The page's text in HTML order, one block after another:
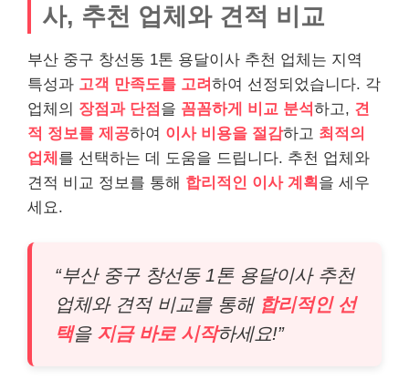
사, 추천 업체와 견적 비교
부산 중구 창선동 1톤 용달이사 추천 업체는 지역
특성과 고객 만족도를 고려 하여 선정되었습니다. 각
업체의 장점과 단점 을 꼼꼼하게 비교 분석하고, 견
적 정보를 제공하여 이사 비용을 절감하고 최적의
업체 를 선택하는 데 도움을 드립니다. 추천 업체와
견적 비교 정보를 통해 합리적인 이사 계획 을 세우
세요.
“부산 중구 창선동 1톤 용달이사 추천
업체와 견적 비교를 통해 합리적인 선
택을 지금 바로 시작하세요!”